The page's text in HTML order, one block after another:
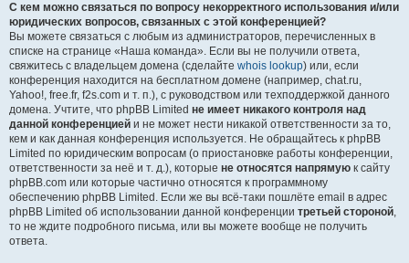
С кем можно связаться по вопросу некорректного использования и/или
юридических вопросов, связанных с этой конференцией?
Вы можете связаться с любым из администраторов, перечисленных в
списке на странице «Наша команда». Если вы не получили ответа,
свяжитесь с владельцем домена (сделайте whois lookup) или, если
конференция находится на бесплатном домене (например, chat.ru,
Yahoo!, free.fr, f2s.com и т. п.), с руководством или техподдержкой данного
домена. Учтите, что phpBB Limited не имеет никакого контроля над
данной конференцией и не может нести никакой ответственности за то,
кем и как данная конференция используется. Не обращайтесь к phpBB
Limited по юридическим вопросам (о приостановке работы конференции,
ответственности за неё и т. д.), которые не относятся напрямую к сайту
phpBB.com или которые частично относятся к программному
обеспечению phpBB Limited. Если же вы всё-таки пошлёте email в адрес
phpBB Limited об использовании данной конференции третьей стороной,
то не ждите подробного письма, или вы можете вообще не получить
ответа.